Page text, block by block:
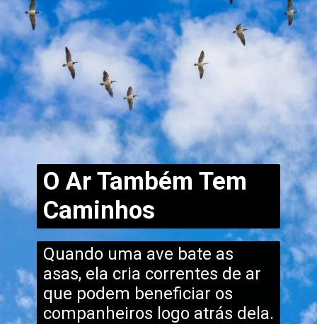
Quando uma ave bate as
asas, ela cria correntes de ar
que podem beneficiar os
companheiros logo atrás dela.
O Ar Também Tem
Caminhos